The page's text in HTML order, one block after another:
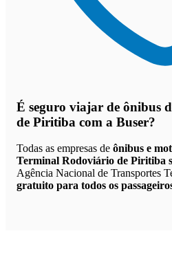
É seguro viajar de ônibus
de Piritiba com a Buser?
Todas as empresas de ônibus e
Terminal Rodoviário de Piritiba
Agência Nacional de Transportes
gratuito para todos os